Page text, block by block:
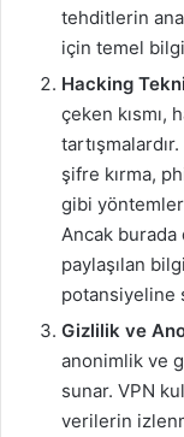
tehditlerin
için temel
Hacking
çeken kısmı,
şifre kırma,
gibi
Ancak
paylaşılan
potansiyeline
Gizlilik ve
anonimlik ve
sunar. VPN
verilerin